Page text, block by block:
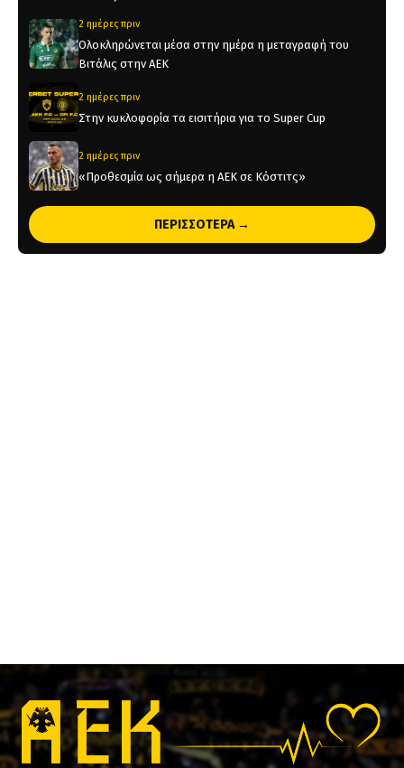
2 ημέρες πριν
Ολοκληρώνεται μέσα στην ημέρα η μεταγραφή του
Βιτάλις στην ΑΕΚ
2 ημέρες πριν
Στην κυκλοφορία τα εισιτήρια για το Super Cup
2 ημέρες πριν
«Προθεσμία ως σήμερα η ΑΕΚ σε Κόστιτς»
2 ημέρες πριν
Ορίστηκαν οι αγώνες της ΑΕΚ για τα πλέι οφ του
ΠΕΡΙΣΣΟΤΕΡΑ →